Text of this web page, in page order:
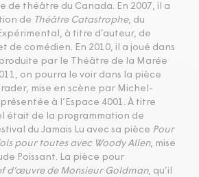
de théâtre du Canada. En 2007, il a
de Théâtre Catastrophe, du
à titre d’auteur, de
de comédien. En 2010, il a joué dans
par le Théâtre de la Marée
on pourra le voir dans la pièce
mise en scène par Michel-
à l’Espace 4001. À titre
était de la programmation de
du Jamais Lu avec sa pièce Pour
pour toutes avec Woody Allen, mise
Poissant. La pièce pour
d’œuvre de Monsieur Goldman, qu’il